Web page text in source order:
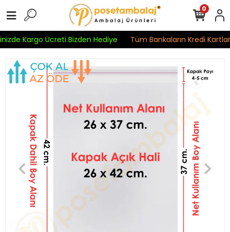
Kargo Ücreti Bizden Hediye Tüm Bankaların Kredi
0